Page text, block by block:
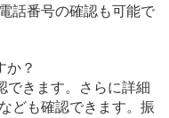
話番号の確認も可能で
か？
できます。さらに詳細
ども確認できます。振